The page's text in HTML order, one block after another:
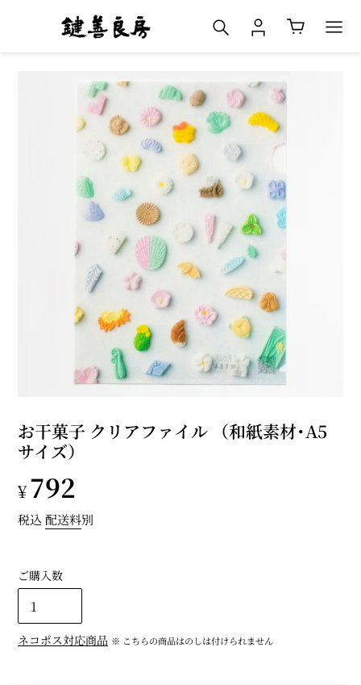
検索 ログイン カート
お干菓子 クリアファイル （和紙素材･A5
サイズ）
通
常
価
格
¥792
税込配送料別
ご購入数
ネコポス対応商品 ※ こちらの商品はのしは付けられません